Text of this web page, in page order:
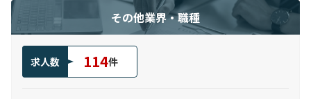
その他業界・職種
求人数 114件